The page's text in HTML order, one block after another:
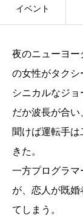
イベント
夜のニューヨー
の女性がタクシ
シニカルなジ
だか波長が合い
聞けば運転手
きた。
一方プログラ
が、恋人が既
てしまう。